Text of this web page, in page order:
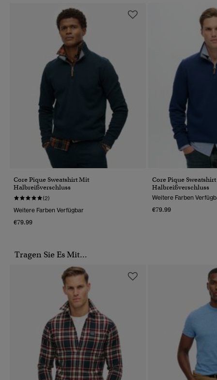
Core Pique Sweatshirt Mit
Halbreißverschluss
(2)
Weitere Farben Verfügbar
€79.99
Core Pique
Halbreißverschluss
Weitere Farben
€79.99
Tragen Sie Es Mit...